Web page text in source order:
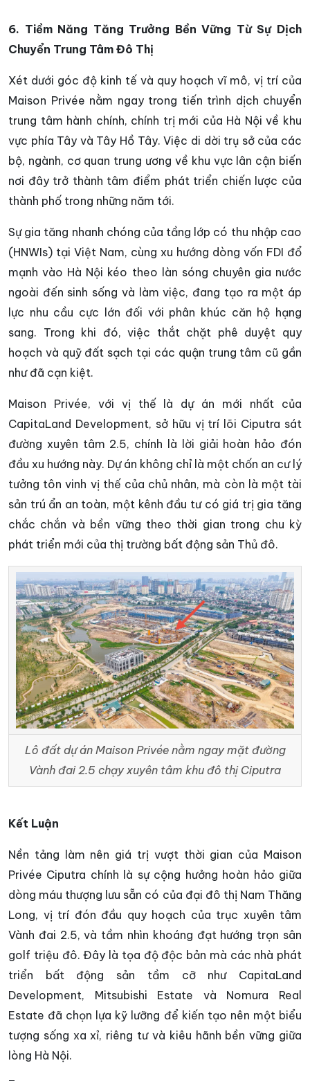
6. Tiềm Năng Tăng Trưởng Bền Vững Từ Sự Dịch
Chuyển Trung Tâm Đô Thị
Xét dưới góc độ kinh tế và quy hoạch vĩ mô, vị trí của
Maison Privée nằm ngay trong tiến trình dịch chuyển
trung tâm hành chính, chính trị mới của Hà Nội về khu
vực phía Tây và Tây Hồ Tây. Việc di dời trụ sở của các
bộ, ngành, cơ quan trung ương về khu vực lân cận biến
nơi đây trở thành tâm điểm phát triển chiến lược của
thành phố trong những năm tới.
Sự gia tăng nhanh chóng của tầng lớp có thu nhập cao
(HNWIs) tại Việt Nam, cùng xu hướng dòng vốn FDI đổ
mạnh vào Hà Nội kéo theo làn sóng chuyên gia nước
ngoài đến sinh sống và làm việc, đang tạo ra một áp
lực nhu cầu cực lớn đối với phân khúc căn hộ hạng
sang. Trong khi đó, việc thắt chặt phê duyệt quy
hoạch và quỹ đất sạch tại các quận trung tâm cũ gần
như đã cạn kiệt.
Maison Privée, với vị thế là dự án mới nhất của
CapitaLand Development, sở hữu vị trí lõi Ciputra sát
đường xuyên tâm 2.5, chính là lời giải hoàn hảo đón
đầu xu hướng này. Dự án không chỉ là một chốn an cư lý
tưởng tôn vinh vị thế của chủ nhân, mà còn là một tài
sản trú ẩn an toàn, một kênh đầu tư có giá trị gia tăng
chắc chắn và bền vững theo thời gian trong chu kỳ
phát triển mới của thị trường bất động sản Thủ đô.
Lô đất dự án Maison Privée nằm ngay mặt đường
Vành đai 2.5 chạy xuyên tâm khu đô thị Ciputra
Kết Luận
Nền tảng làm nên giá trị vượt thời gian của Maison
Privée Ciputra chính là sự cộng hưởng hoàn hảo giữa
dòng máu thượng lưu sẵn có của đại đô thị Nam Thăng
Long, vị trí đón đầu quy hoạch của trục xuyên tâm
Vành đai 2.5, và tầm nhìn khoáng đạt hướng trọn sân
golf triệu đô. Đây là tọa độ độc bản mà các nhà phát
triển bất động sản tầm cỡ như CapitaLand
Development, Mitsubishi Estate và Nomura Real
Estate đã chọn lựa kỹ lưỡng để kiến tạo nên một biểu
tượng sống xa xỉ, riêng tư và kiêu hãnh bền vững giữa
lòng Hà Nội.